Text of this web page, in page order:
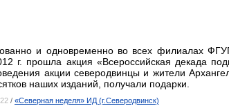
и одновременно во всех филиалах
г. прошла акция «Всероссийская декада
акции северодвинцы и жители
наших изданий, получали подарки.
/ «Северная неделя» ИД (г.Северодвинск)